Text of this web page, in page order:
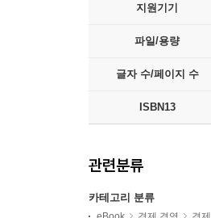
지원기기
파일/용량
글자 수/페이지 수
ISBN13
관련분류
카테고리 분류